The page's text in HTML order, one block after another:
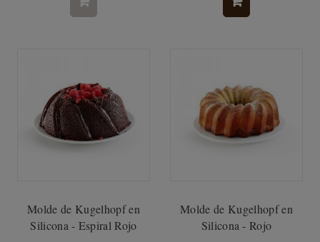
Molde de Kugelhopf en
Silicona - Espiral Rojo
Molde de Kugelhopf en
Silicona - Rojo